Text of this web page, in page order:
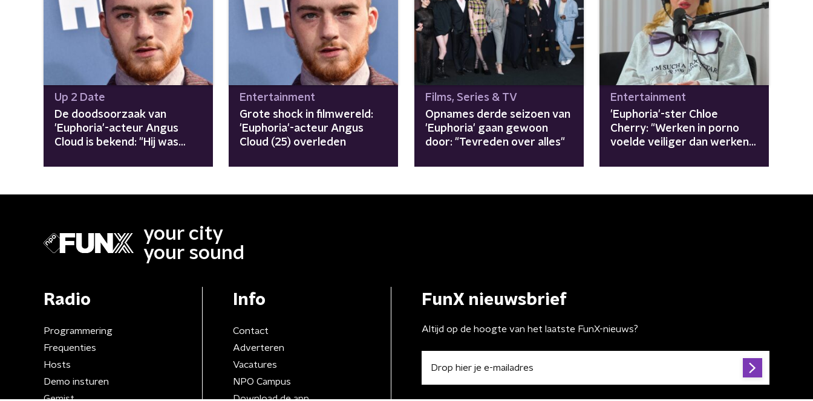
Up 2 Date
De doodsoorzaak van
'Euphoria'-acteur Angus
Cloud is bekend: "Hij was
Entertainment
Grote shock in filmwereld:
'Euphoria'-acteur Angus
Cloud (25) overleden
Films, Series & TV
Opnames derde seizoen van
'Euphoria' gaan gewoon
door: "Tevreden over alles"
Entertainment
'Euphoria'-ster Chloe
Cherry: "Werken in porno
voelde veiliger dan werken
your city
your sound
Radio
Programmering
Frequenties
Hosts
Demo insturen
Gemist
Info
Contact
Adverteren
Vacatures
NPO Campus
Download de app
FunX nieuwsbrief
Altijd op de hoogte van het laatste FunX-nieuws?